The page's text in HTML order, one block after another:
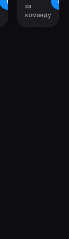
за
команду